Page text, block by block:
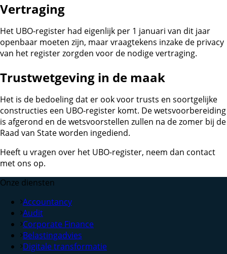
Vertraging
Het UBO-register had eigenlijk per 1 januari van dit jaar
openbaar moeten zijn, maar vraagtekens inzake de privacy
van het register zorgden voor de nodige vertraging.
Trustwetgeving in de maak
Het is de bedoeling dat er ook voor trusts en soortgelijke
constructies een UBO-register komt. De wetsvoorbereiding
is afgerond en de wetsvoorstellen zullen na de zomer bij de
Raad van State worden ingediend.
Heeft u vragen over het UBO-register, neem dan contact
met ons op.
Onze diensten
Accountancy
Audit
Corporate Finance
Belastingadvies
Digitale transformatie